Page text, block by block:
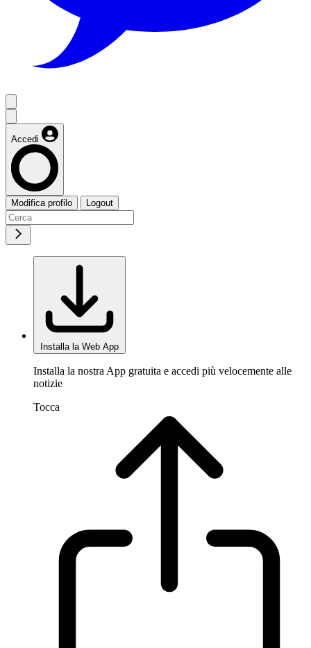
Accedi
Modifica profilo Logout
Installa la Web App
Installa la nostra App gratuita e accedi più velocemente alle
notizie
Tocca